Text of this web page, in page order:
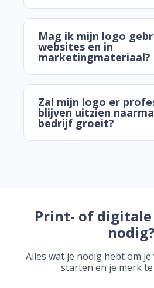
Mag ik mijn logo
websites en in
marketingmateriaal?
Zal mijn logo er
blijven uitzien
bedrijf groeit?
Print- of
nodig?
Alles wat je nodig hebt om
starten en je merk